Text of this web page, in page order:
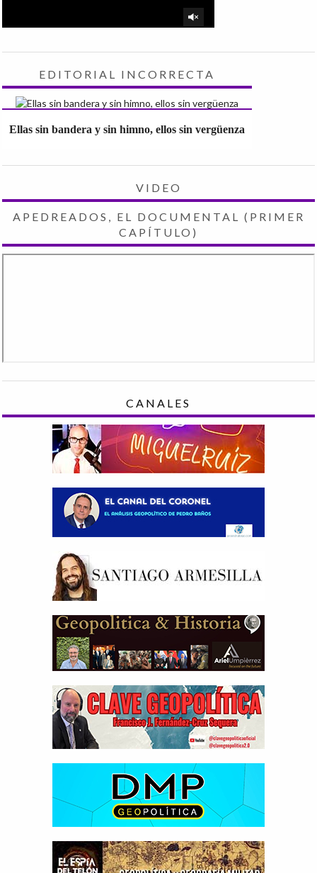
EDITORIAL INCORRECTA
Ellas sin bandera y sin himno, ellos sin vergüenza
VIDEO
APEDREADOS, EL DOCUMENTAL (PRIMER
CAPÍTULO)
CANALES